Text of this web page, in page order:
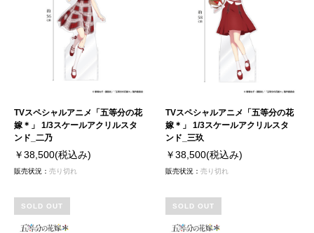
TVスペシャルアニメ「五等分の花
嫁＊」 1/3スケールアクリルスタ
ンド_二乃
￥38,500(税込み)
販売状況： 売り切れ
TVスペシャルアニメ「五等分の花
嫁＊」 1/3スケールアクリルスタ
ンド_三玖
￥38,500(税込み)
販売状況：売り切れ
SOLD OUT SOLD OUT